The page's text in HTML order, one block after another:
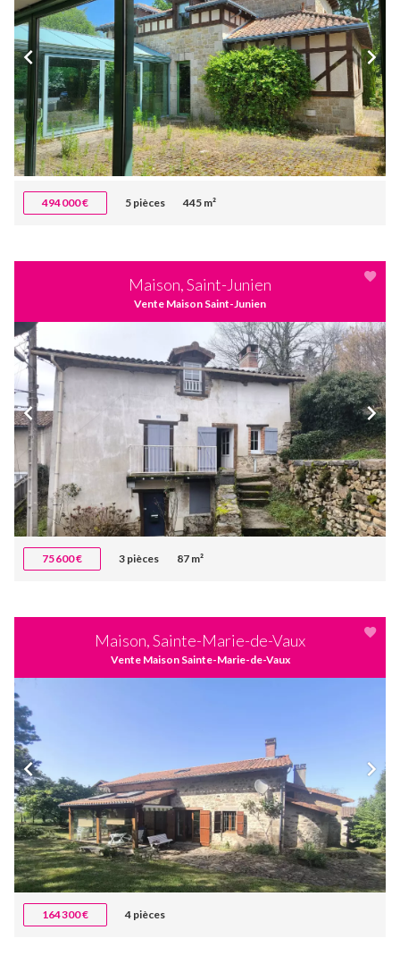
494 000 € 5 pièces 445 m²
Maison, Saint-Junien
Vente Maison Saint-Junien
75 600 € 3 pièces 87 m²
Maison, Sainte-Marie-de-Vaux
Vente Maison Sainte-Marie-de-Vaux
164 300 € 4 pièces